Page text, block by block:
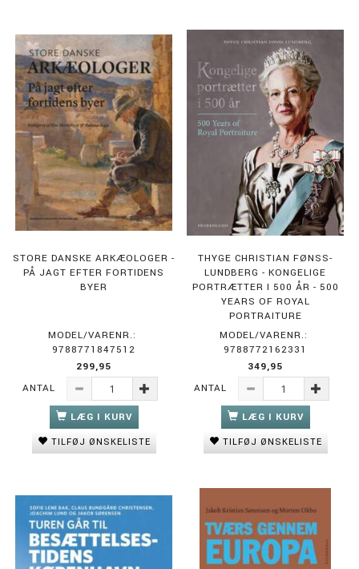
STORE DANSKE ARKÆOLOGER -
PÅ JAGT EFTER FORTIDENS
BYER
MODEL/VARENR.:
9788771847512
299,95
ANTAL
LÆG I KURV
TILFØJ ØNSKELISTE
THYGE CHRISTIAN FØNSS-
LUNDBERG - KONGELIGE
PORTRÆTTER I 500 ÅR - 500
YEARS OF ROYAL
PORTRAITURE
MODEL/VARENR.:
9788772162331
349,95
ANTAL
LÆG I KURV
TILFØJ ØNSKELISTE